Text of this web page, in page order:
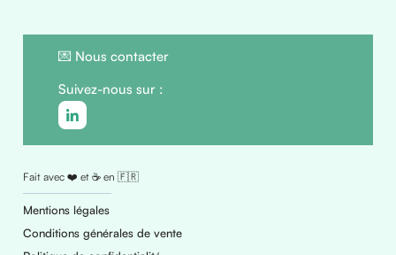
💌 Nous contacter
Suivez-nous sur :
Fait avec ❤️ et ☕ en 🇫🇷
Mentions légales
Conditions générales de vente